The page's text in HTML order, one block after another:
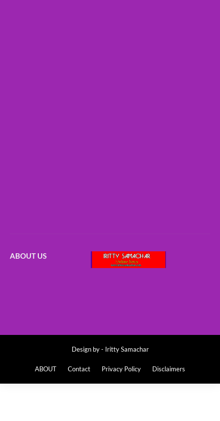
ABOUT US
Design by - Iritty Samachar
ABOUT Contact Privacy Policy Disclaimers